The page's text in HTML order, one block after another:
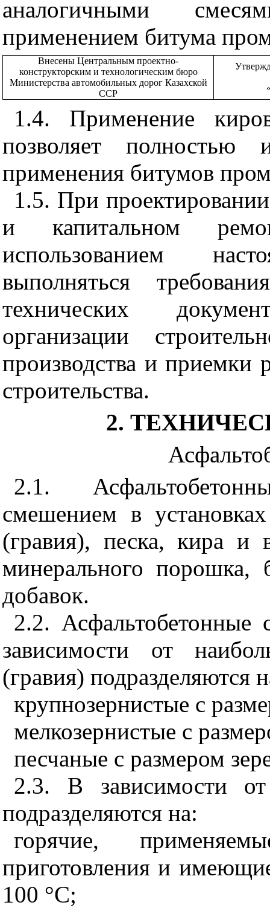
аналогичными
применением битума
Внесены Центральным проектно-
конструкторским и технологическим бюро
Министерства автомобильных дорог Казахской
ССР
1.4. Применение
позволяет полностью
применения битумов
1.5. При
и капитальном
использованием
выполняться
технических
организации
производства и приемки
строительства.
2.
2.1.
смешением в
(гравия), песка, кира и
минерального
добавок.
2.2.
зависимости от
(гравия) подразделяются
крупнозернистые с
мелкозернистые с
песчаные с размером
2.3. В зависимости от
подразделяются на:
горячие,
приготовления и
100 °С;